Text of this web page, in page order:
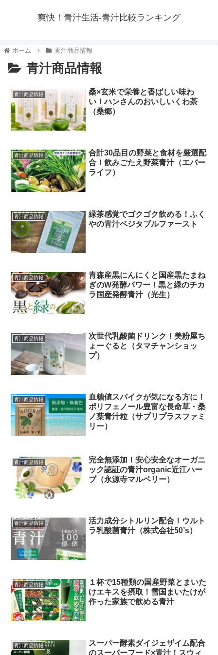
爽快！青汁生活-青汁比較ランキング
青汁商品情報
青汁商品情報
桑×玄米で栄養と香ばしい味わ
い！ハンさんのおいしいくわ茶
（桑郷）
青汁商品情報
合計30品目の野菜と食材を厳選配
合！飲みごたえ野菜青汁（エバー
ライフ）
青汁商品情報
緑茶感覚でゴクゴク飲める！ふく
やの青汁ベジタブルファースト
青汁商品情報
青森産黒にんにくと国産黒たまね
ぎのW発酵パワー！黒と緑のチカ
ラ国産発酵青汁（光生）
青汁商品情報
次世代乳酸菌ドリンク！美粉屋ち
ょーぐると（タマチャンショッ
プ）
青汁商品情報
血糖値スパイクが気になる方に！
ポリフェノール豊富な長命草・桑
ノ葉青汁粒（サプリプラスファミ
リー）
青汁商品情報
完全無添加！安心安全なオーガニ
ック認証の青汁organic近江ハー
ブ（永源寺マルベリー）
青汁商品情報
活力成分シトルリン配合！ウルト
ラ乳酸菌青汁（株式会社50’s）
青汁商品情報
１杯で15種類の国産野菜とまいた
けエキスを摂取！雪国まいたけが
作った家族で飲める青汁
青汁商品情報
スーパー酵素ダイジェザイム配合
のスーパーフード×青汁！スウィ
ホーム 青汁商品情報